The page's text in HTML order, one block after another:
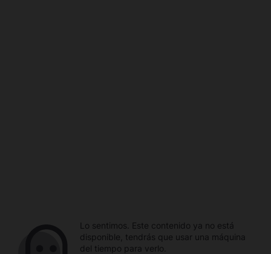
Lo sentimos. Este contenido ya no está
disponible, tendrás que usar una máquina
del tiempo para verlo.